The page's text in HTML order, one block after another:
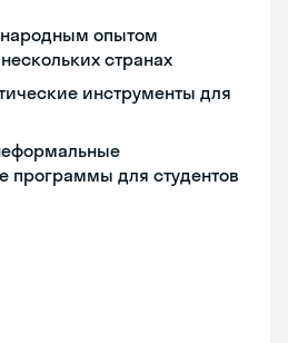
опытом
странах
инструменты для
программы для студентов